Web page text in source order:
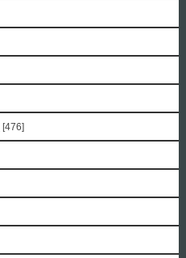
[476]